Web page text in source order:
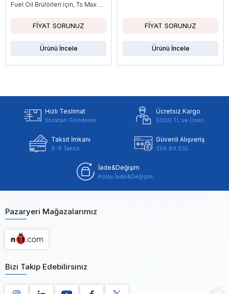
Fuel Oil Brülörleri için, Ts Max:
Ürünü İncele Ürünü İncele
Hızlı Teslimat
Stoktan Gönderim
Ücretsiz Kargo
5000 TL ve Üzeri
Taksit İmkanı
6-9 Taksit
Güvenli Alışveriş
256 Bit SSL
İade&Değişim
Kolay İade&Değişim
Pazaryeri Mağazalarımız
Bizi Takip Edebilirsiniz